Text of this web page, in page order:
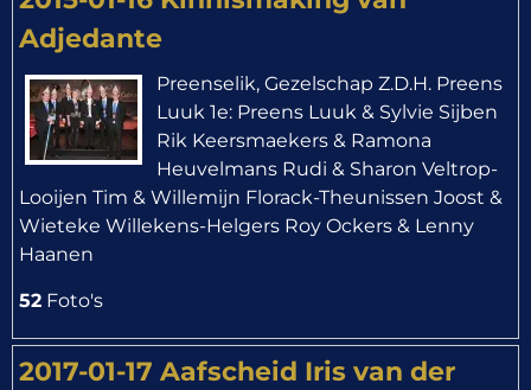
Adjedante
Preenselik, Gezelschap Z.D.H. Preens
Luuk 1e: Preens Luuk & Sylvie Sijben
Rik Keersmaekers & Ramona
Heuvelmans Rudi & Sharon Veltrop-
Looijen Tim & Willemijn Florack-Theunissen Joost &
Wieteke Willekens-Helgers Roy Ockers & Lenny
Haanen
52 Foto's
2017-01-17 Aafscheid Iris van der